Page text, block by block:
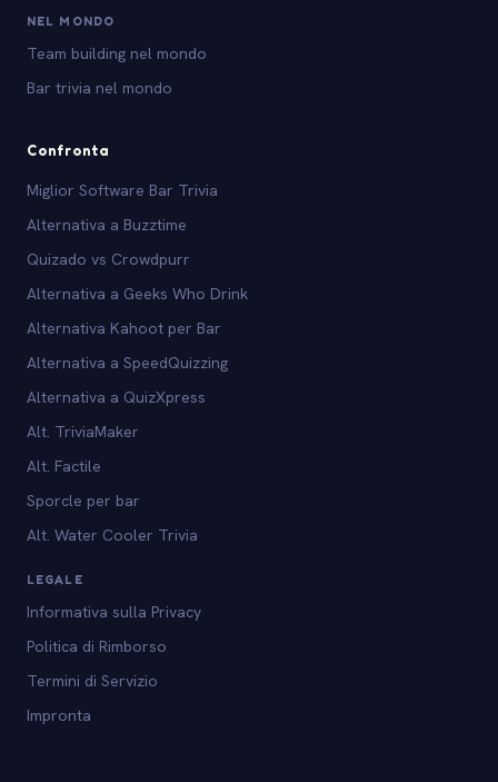
NEL MONDO
Team building nel mondo
Bar trivia nel mondo
Confronta
Miglior Software Bar Trivia
Alternativa a Buzztime
Quizado vs Crowdpurr
Alternativa a Geeks Who Drink
Alternativa Kahoot per Bar
Alternativa a SpeedQuizzing
Alternativa a QuizXpress
Alt. TriviaMaker
Alt. Factile
Sporcle per bar
Alt. Water Cooler Trivia
LEGALE
Informativa sulla Privacy
Politica di Rimborso
Termini di Servizio
Impronta